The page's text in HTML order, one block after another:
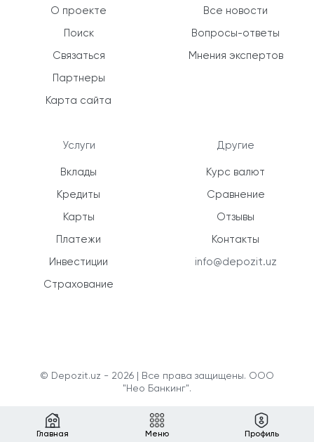
Главная Меню Профиль
О проекте
Поиск
Связаться
Партнеры
Карта сайта
Услуги
Вклады
Кредиты
Карты
Платежи
Инвестиции
Страхование
Все новости
Вопросы-ответы
Мнения экспертов
Другие
Курс валют
Сравнение
Отзывы
Контакты
info@depozit.uz
© Depozit.uz - 2026 | Все права защищены. ООО
"Нео Банкинг".